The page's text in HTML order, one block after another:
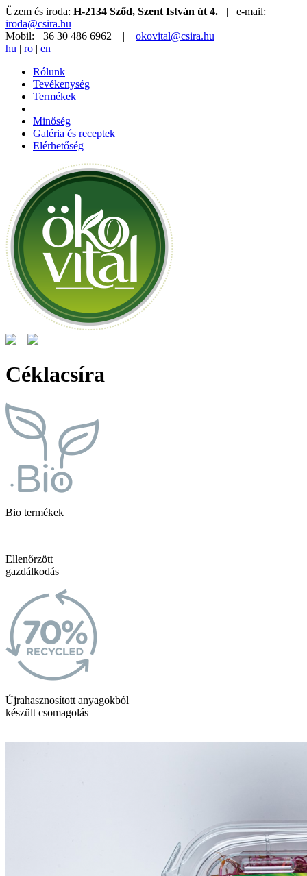
Üzem és iroda: H-2134 Sződ, Szent István út 4. | e-mail:
iroda@csira.hu
Mobil: +36 30 486 6962 | okovital@csira.hu
hu | ro | en
Rólunk
Tevékenység
Termékek
Minőség
Galéria és receptek
Elérhetőség
Céklacsíra
Bio termékek
Ellenőrzött
gazdálkodás
Újrahasznosított anyagokból
készült csomagolás